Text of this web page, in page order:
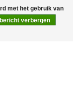
0 Artikelen - €0,00
met het gebruik van
verbergen